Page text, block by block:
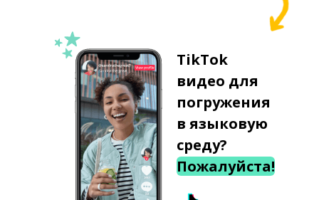
TikTok
видео для
погружения
в языковую
среду?
Пожалуйста!